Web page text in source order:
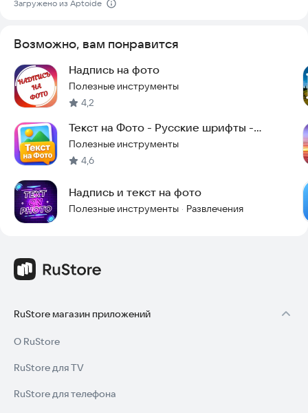
Загружено из Aptoide
Возможно, вам понравится
Надпись на фото
Полезные инструменты
4,2
Текст на Фото - Русские шрифты -
Надписи на фото
Полезные инструменты
4,6
Надпись и текст на фото
Полезные инструменты · Развлечения
RuStore магазин приложений
О RuStore
RuStore для TV
RuStore для телефона